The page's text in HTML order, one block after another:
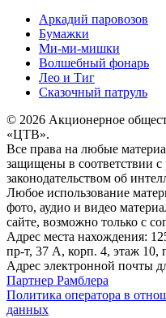
Аркадий паровозов
Бумажки
Ми-ми-мишки
Волшебный фонарь
Лео и Тиг
Сказочный патруль
© 2026 Акционерное
«ЦТВ».
Все права на любые
защищены в соответствии
законодательством об
Любое использование
фото, аудио и видео
сайте, возможно только с
Адрес места нахождения:
пр-т, 37 А, корп. 4, этаж
Адрес электронной почты
Партнер Рамблера
Политика оператора в
данных